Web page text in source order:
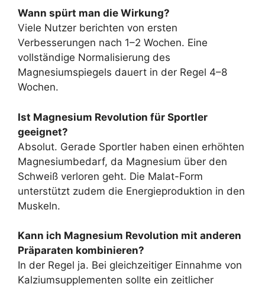
Wann spürt man die Wirkung?
Viele Nutzer berichten von ersten
Verbesserungen nach 1–2 Wochen. Eine
vollständige Normalisierung des
Magnesiumspiegels dauert in der Regel 4–8
Wochen.
Ist Magnesium Revolution für Sportler
geeignet?
Absolut. Gerade Sportler haben einen erhöhten
Magnesiumbedarf, da Magnesium über den
Schweiß verloren geht. Die Malat-Form
unterstützt zudem die Energieproduktion in den
Muskeln.
Kann ich Magnesium Revolution mit anderen
Präparaten kombinieren?
In der Regel ja. Bei gleichzeitiger Einnahme von
Kalziumsupplementen sollte ein zeitlicher